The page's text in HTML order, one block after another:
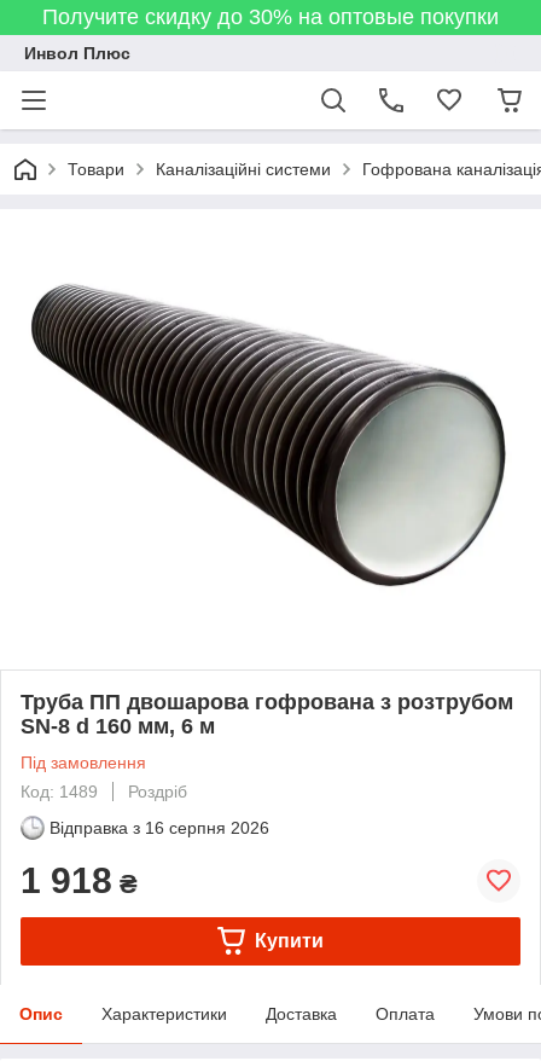
Получите скидку до 30% на оптовые покупки
Инвол Плюс
Товари Каналізаційні системи Гофрована
Труба ПП двошарова гофрована з розтрубом
SN-8 d 160 мм, 6 м
Під замовлення
Код: 1489
Роздріб
Відправка з 16 серпня 2026
1 918 ₴
Купити
Опис Характеристики Доставка Оплата Умови